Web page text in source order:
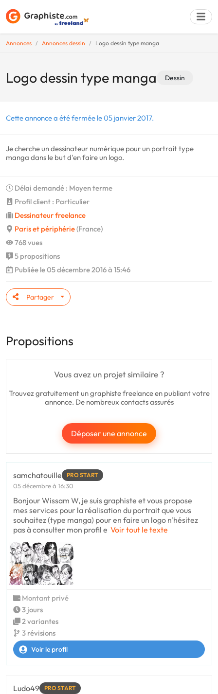
Annonces Annonces dessin Logo dessin type manga
Logo dessin type manga Dessin
Cette annonce a été fermée le 05 janvier 2017.
Je cherche un dessinateur numérique pour un portrait type
manga dans le but d'en faire un logo.
Délai demandé : Moyen terme
Profil client : Particulier
Dessinateur freelance
Paris et périphérie(France)
768 vues
5 propositions
Publiée le 05 décembre 2016 à 15:46
Partager
Propositions
Vous avez un projet similaire ?
Trouvez gratuitement un graphiste freelance en publiant votre
annonce. De nombreux contacts assurés
Déposer une annonce
samchatouille PRO START
05 décembre à 16:30
Bonjour Wissam W, je suis graphiste et vous propose
mes services pour la réalisation du portrait que vous
souhaitez (type manga) pour en faire un logo n'hésitez
pas à consulter mon profil e Voir tout le texte
Montant privé
3 jours
2 variantes
3 révisions
Voir le profil
Ludo49 PRO START